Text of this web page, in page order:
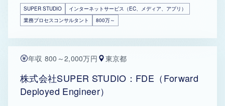
SUPER STUDIO
インターネットサービス（EC、メディア、アプリ）
業務プロセスコンサルタント
800万～
年収 800～2,000万円 東京都
株式会社SUPER STUDIO：FDE（Forward
Deployed Engineer）